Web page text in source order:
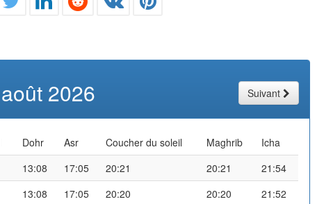
août 2026 Suivant
Dohr Asr Coucher du soleil Maghrib
Icha
13:08 17:05 20:21 20:21
21:54
13:08 17:05 20:20 20:20
21:52